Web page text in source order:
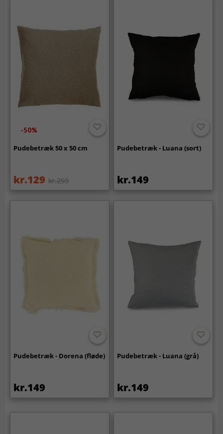
-50%
Pudebetræk 50 x 50 cm
kr.129 kr.259
Pudebetræk - Luana (sort)
kr.149
Pudebetræk - Dorena (fløde)
kr.149
Pudebetræk - Luana (grå)
kr.149